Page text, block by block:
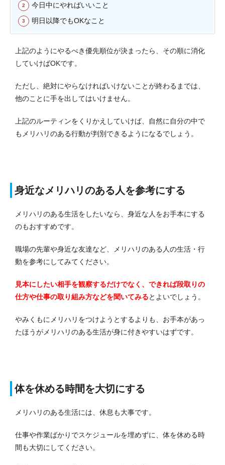
今日中にやればいいこと
明日以降でもOKなこと
上記のようにやるべき優先順位が決まったら、その順に消化
していけばOKです。
ただし、絶対にやらなければいけないことが終わるまでは、
他のことに手を出してはいけません。
上記のルーティンをくりかえしていけば、自然に自分の中で
もメリハリのある行動が判別できるようになるでしょう。
身近なメリハリのある人を参考にする
メリハリのある生活をしたいなら、身近な人をお手本にする
のもおすすめです。
職場の先輩や身近な友達など、メリハリのある人の生活・行
動を参考にしてみてください。
見本にしたい相手を観察するだけでなく、できれば段取りの
仕方や仕事の取り組み方などを聞いてみるとよいでしょう。
やみくもにメリハリをつけようとするよりも、お手本があっ
たほうがメリハリのある生活が身に付きやすいはずです。
体を休める時間を大切にする
メリハリのある生活には、休息も大事です。
仕事や作業ばかりでスケジュールを埋めずに、体を休める時
間も大切にしてください。